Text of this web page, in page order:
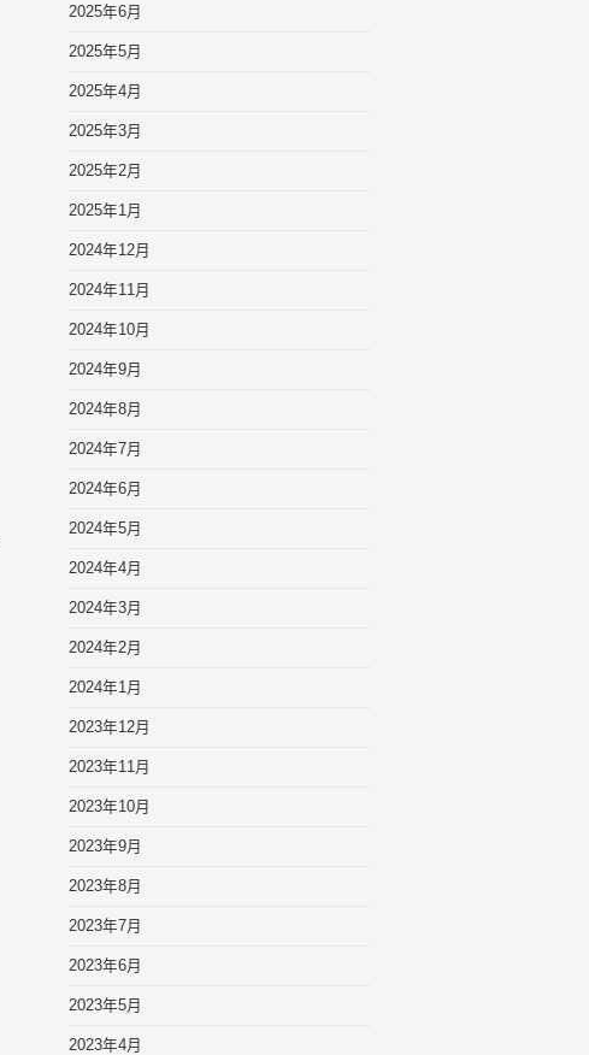
2025年6月
2025年5月
2025年4月
2025年3月
2025年2月
2025年1月
2024年12月
2024年11月
2024年10月
2024年9月
2024年8月
2024年7月
2024年6月
2024年5月
2024年4月
2024年3月
2024年2月
2024年1月
2023年12月
2023年11月
2023年10月
2023年9月
2023年8月
2023年7月
2023年6月
2023年5月
2023年4月